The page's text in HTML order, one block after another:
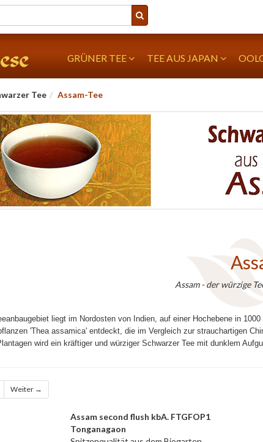
GRÜNER TEE TEE AUS JAPAN
Tee Assam-Tee
Assam - der würzige
liegt im Nordosten von Indien, auf einer Hochebene in
'Thea assamica' entdeckt, die im Vergleich zur strauchartigen
wird ein kräftiger und würziger Schwarzer Tee mit dunklem
Weiter →
Assam second flush kbA. FTGFOP1
Tonganagaon